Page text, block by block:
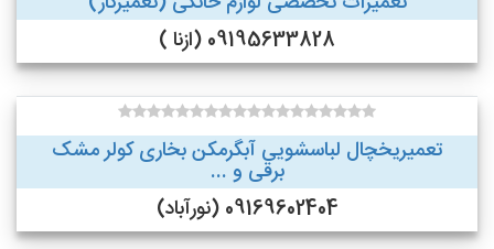
09195633828 (ازنا )
تعمیریخچال لباسشویی آبگرمکن بخاری کولر مشک
برقی و ...
09169602404 (نورآباد)